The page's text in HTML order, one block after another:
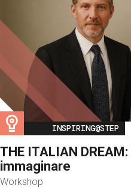
Image
INSPIRING@STEP
THE ITALIAN
immaginare
Workshop